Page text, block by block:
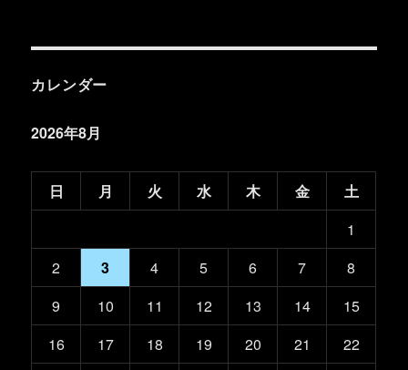
カレンダー
2026年8月
日 月 火 水 木 金
土
1
2
3 4 5 6 7
8
9
10 11 12 13 14
15
16
17 18 19 20 21
22